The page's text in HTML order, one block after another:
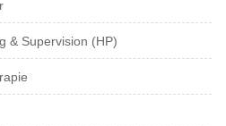
& Supervision (HP)